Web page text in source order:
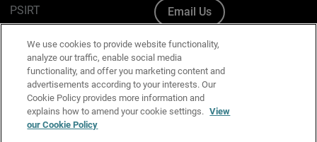
PSIRT
Cookie Policy
Privacy Policy
Media & Brand Kit
Manage Email Preferences
Email Us
We use cookies to provide website functionality,
analyze our traffic, enable social media
functionality, and offer you marketing content and
advertisements according to your interests. Our
Cookie Policy provides more information and
explains how to amend your cookie settings. View
our Cookie Policy